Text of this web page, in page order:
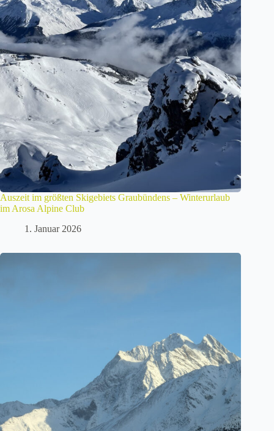
Auszeit im größten Skigebiets Graubündens – Winterurlaub
im Arosa Alpine Club
1. Januar 2026